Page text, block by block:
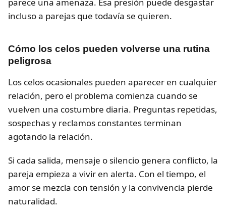
parece una amenaza. Esa presión puede desgastar
incluso a parejas que todavía se quieren.
Cómo los celos pueden volverse una rutina
peligrosa
Los celos ocasionales pueden aparecer en cualquier
relación, pero el problema comienza cuando se
vuelven una costumbre diaria. Preguntas repetidas,
sospechas y reclamos constantes terminan
agotando la relación.
Si cada salida, mensaje o silencio genera conflicto, la
pareja empieza a vivir en alerta. Con el tiempo, el
amor se mezcla con tensión y la convivencia pierde
naturalidad.